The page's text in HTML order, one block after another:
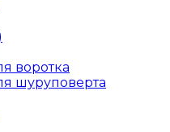
воротка
шуруповерта